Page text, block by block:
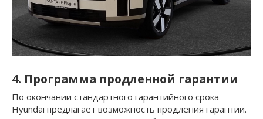
4. Программа продленной гарантии
По окончании стандартного гарантийного срока
Hyundai предлагает возможность продления гарантии.